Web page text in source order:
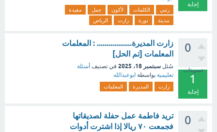
إجابة
رتبي الكلمات لأكون جمل
مفيدة
مدينة
نورة زارت الرياض
0
تصويتات
1
إجابة
زارت المديرة.................. : المعلمات
المعلمات [تم الحل]
سُئل سبتمبر 18، 2025 في تصنيف أسئلة
تعليمية بواسطة ابوعبدالله
زارت المديرة المعلمات
0
تريد فاطمة عمل حفلة لصديقاتها
فجمعت ٧٠ ريالا إذا اشترت أدوات